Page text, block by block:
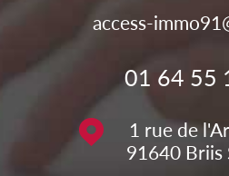
access-
01 64 55
1 rue de
91640 Briis